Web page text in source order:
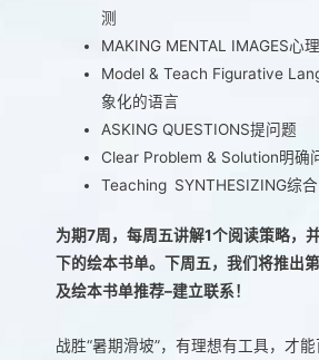
测
MAKING MENTAL IMAGES心
Model & Teach Figurative
象化的语言
ASKING QUESTIONS提问题
Clear Problem & Solution明确
Teaching SYNTHESIZING综合
为期7周，每周五讲解1个阅读策略，
下的绘本书单。下周五，我们将推出
及绘本书单推荐–建立联系！
战胜“暑期滑坡”，有理想有工具，才能